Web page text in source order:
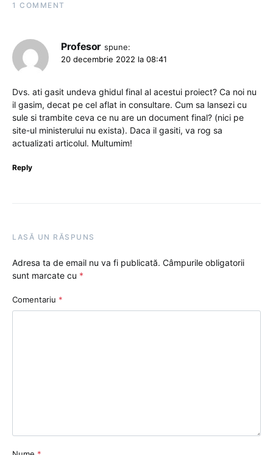
1 COMMENT
Profesor spune:
20 decembrie 2022 la 08:41
Dvs. ati gasit undeva ghidul final al acestui proiect? Ca noi nu
il gasim, decat pe cel aflat in consultare. Cum sa lansezi cu
sule si trambite ceva ce nu are un document final? (nici pe
site-ul ministerului nu exista). Daca il gasiti, va rog sa
actualizati articolul. Multumim!
Reply
LASĂ UN RĂSPUNS
Adresa ta de email nu va fi publicată. Câmpurile obligatorii
sunt marcate cu *
Comentariu *